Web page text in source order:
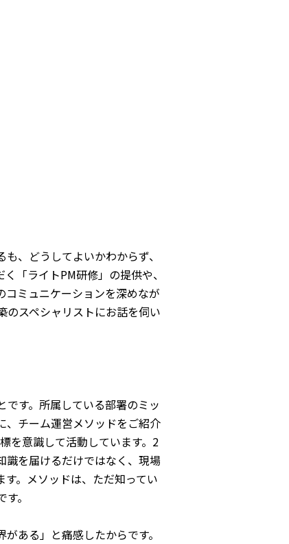
、どうしてよいかわからず、
「ライトPM研修」の提供や、
コミュニケーションを深めなが
のスペシャリストにお話を伺い
す。所属している部署のミッ
、チーム運営メソッドをご紹介
を意識して活動しています。2
識を届けるだけではなく、現場
。メソッドは、ただ知ってい
。
ある」と痛感したからです。